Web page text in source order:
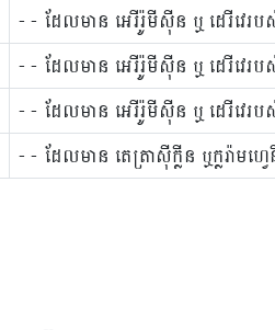
- - ដែលមាន អេរីរ៉ូមីស៊ីន ឬ ដេរីវេរ
- - ដែលមាន អេរីរ៉ូមីស៊ីន ឬ ដេរីវេរប
- - ដែលមាន អេរីរ៉ូមីស៊ីន ឬ ដេរីវេរប
- - ដែលមាន​ តេត្រាស៊ីក្លីន ឬក្លរ៉ាមហ្